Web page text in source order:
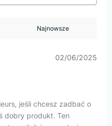
02/06/2025
jeśli chcesz zadbać o
dobry produkt. Ten